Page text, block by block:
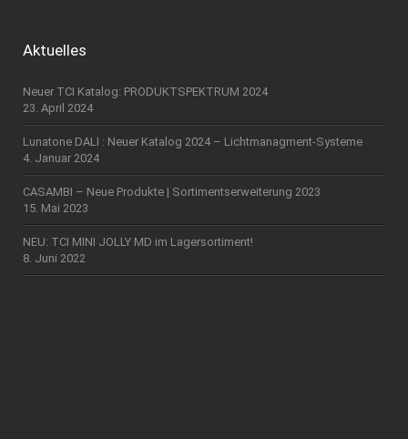
Aktuelles
Neuer TCI Katalog: PRODUKTSPEKTRUM 2024
23. April 2024
Lunatone DALI : Neuer Katalog 2024 – Lichtmanagment-Systeme
4. Januar 2024
CASAMBI – Neue Produkte | Sortimentserweiterung 2023
15. Mai 2023
NEU: TCI MINI JOLLY MD im Lagersortiment!
8. Juni 2022